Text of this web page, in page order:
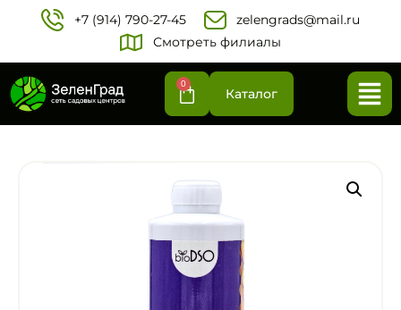
+7 (914) 790-27-45‬
zelengrads@mail.ru
Смотреть филиалы
0
Каталог